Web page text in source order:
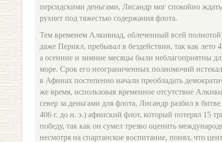
персидскими деньгами, Лисандр мог спокойно
рухнет под тяжестью содержания флота.
Тем временем Алкивиад, облеченный всей полнотой
даже Перикл, пребывал в бездействии, так как лето
а осенние и зимние месяцы были неблагоприятны
море. Срок его неограниченных полномочий
в Афинах постепенно начали преобладать
же время, использовав временное отсутствие
север за деньгами для флота, Лисандр разбил в
406 г. до н. э.) афинский флот, который потерял 15
победу, так как он сумел трезво оценить
несмотря на спартанское воспитание, понял, что